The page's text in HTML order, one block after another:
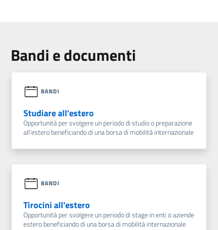
Bandi e documenti
BANDI
Studiare all'estero
Opportunità per svolgere un periodo di studio o preparazione
all'estero beneficiando di una borsa di mobilità internazionale
BANDI
Tirocini all'estero
Opportunità per svolgere un periodo di stage in enti o aziende
estero beneficiando di una borsa di mobilità internazionale